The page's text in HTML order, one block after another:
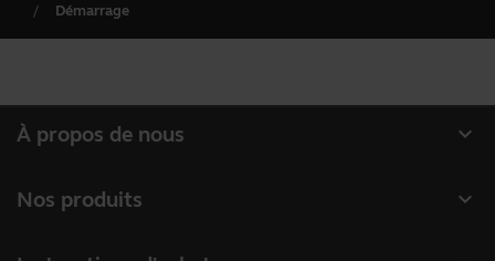
Démarrage
expand_more
À propos de nous
expand_more
Nos produits